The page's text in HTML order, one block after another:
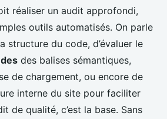
réaliser un audit approfondi,
outils automatisés. On parle
structure du code, d’évaluer le
des balises sémantiques,
de chargement, ou encore de
interne du site pour faciliter
de qualité, c’est la base. Sans